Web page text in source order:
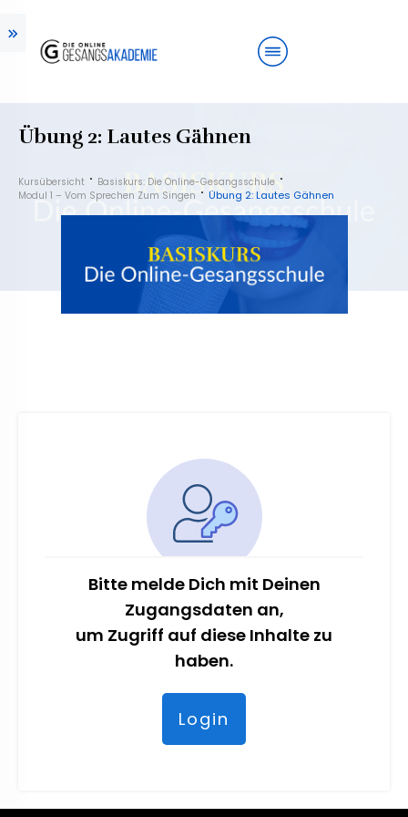
Übung 2: Lautes Gähnen
Kursübersicht
Basiskurs: Die Online-Gesangsschule
Modul 1 – Vom Sprechen Zum Singen
Übung 2: Lautes Gähnen
Bitte melde Dich mit Deinen
Zugangsdaten an,
um Zugriff auf diese Inhalte zu
haben.
Login